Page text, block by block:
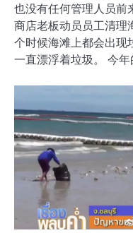
也没有任何管理人员前
商店老板动员员工清理
个时候海滩上都会出
一直漂浮着垃圾。 今年